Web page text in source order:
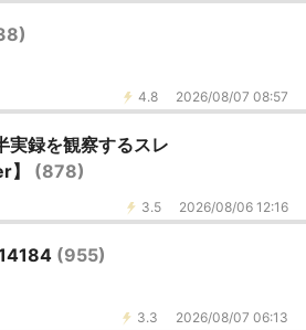
4.8 2026/08/07 08:57
実録を観察するスレ
】 (878)
3.5 2026/08/06 12:16
(955)
3.3 2026/08/07 06:13